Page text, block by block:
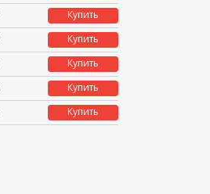
Купить
Купить
Купить
Купить
Купить